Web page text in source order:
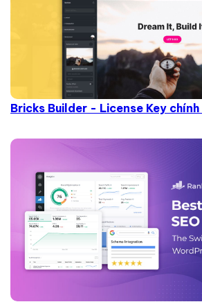
Bricks Builder - License Key chính